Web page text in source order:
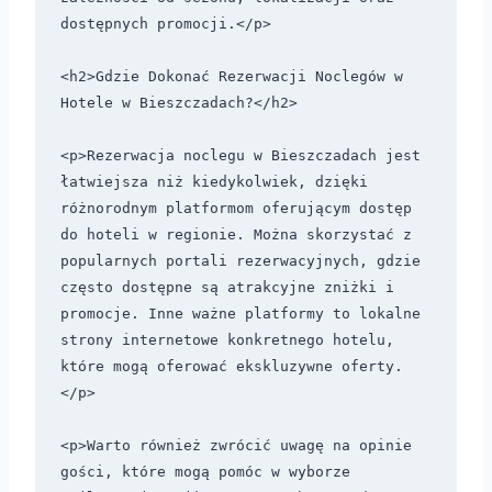
dostępnych promocji.</p>
<h2>Gdzie Dokonać Rezerwacji Noclegów w
Hotele w Bieszczadach?</h2>
<p>Rezerwacja noclegu w Bieszczadach jest
łatwiejsza niż kiedykolwiek, dzięki
różnorodnym platformom oferującym dostęp
do hoteli w regionie. Można skorzystać z
popularnych portali rezerwacyjnych, gdzie
często dostępne są atrakcyjne zniżki i
promocje. Inne ważne platformy to lokalne
strony internetowe konkretnego hotelu,
które mogą oferować ekskluzywne oferty.
</p>
<p>Warto również zwrócić uwagę na opinie
gości, które mogą pomóc w wyborze